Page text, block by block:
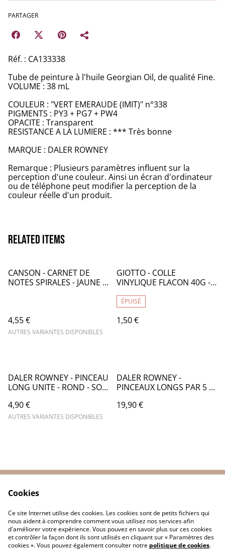
PARTAGER
Réf. : CA133338
Tube de peinture à l'huile Georgian Oil, de qualité Fine.
VOLUME : 38 mL
COULEUR : "VERT EMERAUDE (IMIT)" n°338
PIGMENTS : PY3 + PG7 + PW4
OPACITE : Transparent
RESISTANCE A LA LUMIERE : *** Très bonne
MARQUE : DALER ROWNEY
Remarque : Plusieurs paramètres influent sur la
perception d'une couleur. Ainsi un écran d'ordinateur
ou de téléphone peut modifier la perception de la
couleur réelle d'un produit.
Related items
CANSON - CARNET DE
NOTES SPIRALES - JAUNE -
4,55 €
AUTRES VARIANTES DISPONIBLES
GIOTTO - COLLE
VINYLIQUE FLACON 40G -
ÉPUISÉ
1,50 €
DALER ROWNEY - PINCEAU
LONG UNITE - ROND - SOIE
4,90 €
AUTRES VARIANTES DISPONIBLES
DALER ROWNEY -
PINCEAUX LONGS PAR 5 -
COURT N°4, N°8, N°16 -
19,90 €
Politique de
confidentialité
Politique de cookies
Cookies
Ce site Internet utilise des cookies. Les cookies sont de petits fichiers qui
nous aident à comprendre comment vous utilisez nos services afin
d'améliorer votre expérience. Vous pouvez en savoir plus sur ces cookies
et contrôler la façon dont ils sont utilisés en cliquant sur « Paramètres des
cookies ». Vous pouvez également consulter notre politique de cookies.